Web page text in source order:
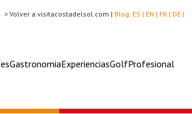
DE |
FR |
EN |
ES |
Blog:
> Volver a visitacostadelsol.com |
GastronomiaExperienciasGolfProfesional